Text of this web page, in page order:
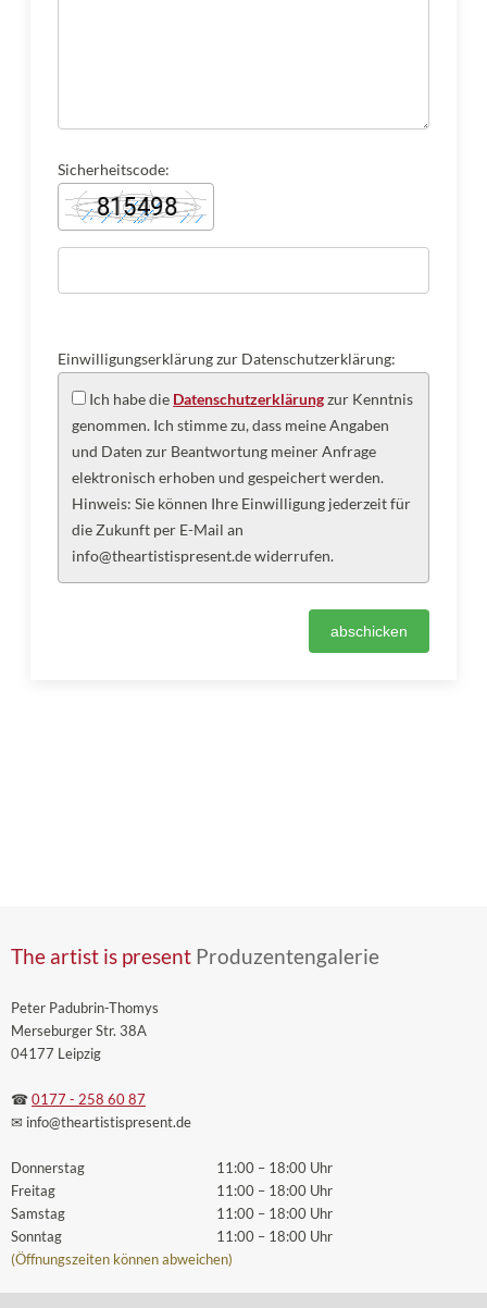
Sicherheitscode:
Einwilligungserklärung zur Datenschutzerklärung:
Ich habe die Datenschutzerklärungzur Kenntnis
genommen. Ich stimme zu, dass meine Angaben
und Daten zur Beantwortung meiner Anfrage
elektronisch erhoben und gespeichert werden.
Hinweis: Sie können Ihre Einwilligung jederzeit für
die Zukunft per E-Mail an
info@theartistispresent.de widerrufen.
The artist is present Produzentengalerie
Peter Padubrin-Thomys
Merseburger Str. 38A
04177 Leipzig
☎ 0177 - 258 60 87
✉ info@theartistispresent.de
Donnerstag
Freitag
Samstag
Sonntag
11:00 – 18:00 Uhr
11:00 – 18:00 Uhr
11:00 – 18:00 Uhr
11:00 – 18:00 Uhr
(Öffnungszeiten können abweichen)